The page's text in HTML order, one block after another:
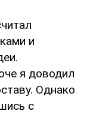
и
я доводил
Однако
с